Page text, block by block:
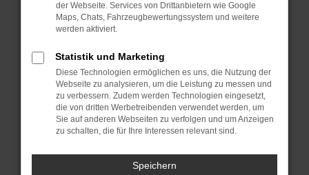
verhindern. Funktioniert die Seite in einem
anderen Browser oder in einem privaten
Starte dein Gerät neu.
Das kann manchmal helfen,
vorübergehende Probleme zu beheben.
Stelle sicher, dass dein Browser und dein
Betriebssystem auf dem neuesten Stand
sind.
Veraltete Software birgt nicht nur ein
der Webseite. Services von Drittanbietern wie Google
Maps, Chats, Fahrzeugbewertungssystem und weitere
werden aktiviert.
Statistik und Marketing
Diese Technologien ermöglichen es uns, die Nutzung der
Webseite zu analysieren, um die Leistung zu messen und
zu verbessern. Zudem werden Technologien eingesetzt,
die von dritten Werbetreibenden verwendet werden, um
Sie auf anderen Webseiten zu verfolgen und um Anzeigen
zu schalten, die für Ihre Interessen relevant sind.
Speichern